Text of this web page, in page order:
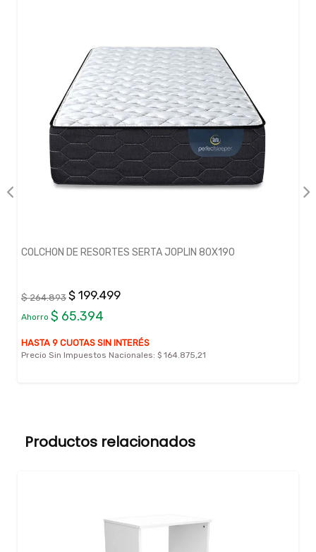
COLCHON DE RESORTES SERTA JOPLIN 80X190
$ 264.893 $ 199.499
Ahorro $ 65.394
HASTA 9 CUOTAS SIN INTERÉS
Precio Sin Impuestos Nacionales: $ 164.875,21
Productos relacionados